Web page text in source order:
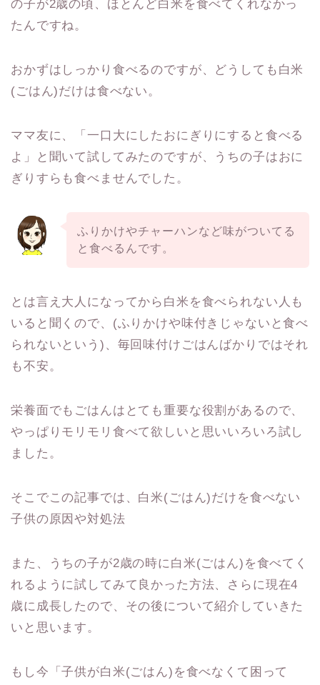
の子が2歳の頃、ほとんど白米を食べてくれなかっ
たんですね。
おかずはしっかり食べるのですが、どうしても白米
(ごはん)だけは食べない。
ママ友に、「一口大にしたおにぎりにすると食べる
よ」と聞いて試してみたのですが、うちの子はおに
ぎりすらも食べませんでした。
ふりかけやチャーハンなど味がついてる
と食べるんです。
とは言え大人になってから白米を食べられない人も
いると聞くので、(ふりかけや味付きじゃないと食べ
られないという)、毎回味付けごはんばかりではそれ
も不安。
栄養面でもごはんはとても重要な役割があるので、
やっぱりモリモリ食べて欲しいと思いいろいろ試し
ました。
そこでこの記事では、白米(ごはん)だけを食べない
子供の原因や対処法
また、うちの子が2歳の時に白米(ごはん)を食べてく
れるように試してみて良かった方法、さらに現在4
歳に成長したので、その後について紹介していきた
いと思います。
もし今「子供が白米(ごはん)を食べなくて困って